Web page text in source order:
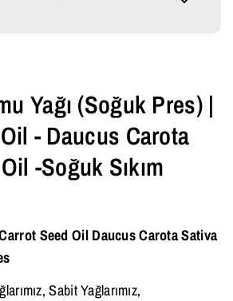
Yağı (Soğuk Pres) |
- Daucus Carota
-Soğuk Sıkım
Seed Oil Daucus Carota Sativa
Sabit Yağlarımız,